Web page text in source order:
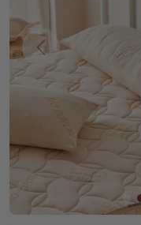
Previous